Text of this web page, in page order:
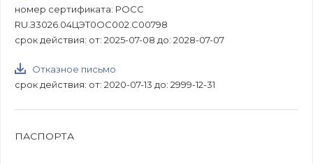
номер сертификата: РОСС
RU.З3026.04ЦЭТ0ОС002.С00798
срок действия: от: 2025-07-08 до: 2028-07-07
Отказное письмо
срок действия: от: 2020-07-13 до: 2999-12-31
ПАСПОРТА